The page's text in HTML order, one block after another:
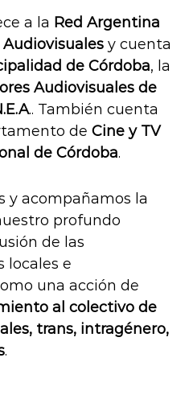
a la Red Argentina
y cuenta
de Córdoba, la
Audiovisuales de
.. También cuenta
de Cine y TV
de Córdoba.
y acompañamos la
profundo
de las
locales e
una acción de
al colectivo de
trans, intragénero,
.